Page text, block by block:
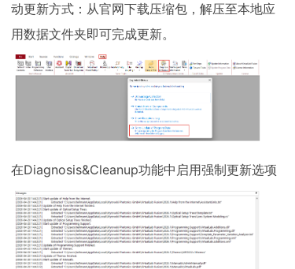
动更新方式：从官网下载压缩包，解压至本地应
用数据文件夹即可完成更新。
在Diagnosis&Cleanup功能中启用强制更新选项